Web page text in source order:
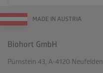
MADE IN AUSTRIA
Biohort GmbH
Pürnstein 43, A-4120 Neufelden